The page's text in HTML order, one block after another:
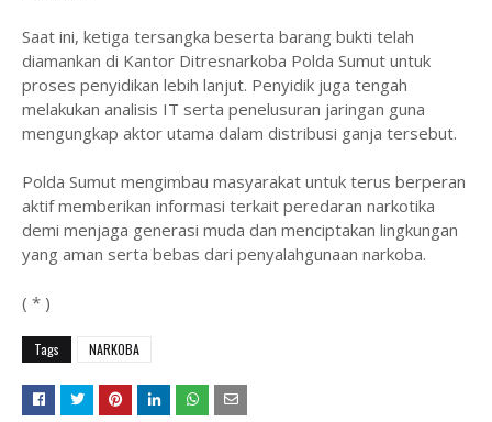
Saat ini, ketiga tersangka beserta barang bukti telah
diamankan di Kantor Ditresnarkoba Polda Sumut untuk
proses penyidikan lebih lanjut. Penyidik juga tengah
melakukan analisis IT serta penelusuran jaringan guna
mengungkap aktor utama dalam distribusi ganja tersebut.
Polda Sumut mengimbau masyarakat untuk terus berperan
aktif memberikan informasi terkait peredaran narkotika
demi menjaga generasi muda dan menciptakan lingkungan
yang aman serta bebas dari penyalahgunaan narkoba.
( * )
Tags NARKOBA